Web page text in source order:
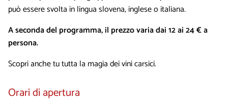
può essere svolta in lingua slovena, inglese o italiana.
A seconda del programma, il prezzo varia dai 12 ai 24 € a
persona.
Scopri anche tu tutta la magia dei vini carsici.
Orari di apertura